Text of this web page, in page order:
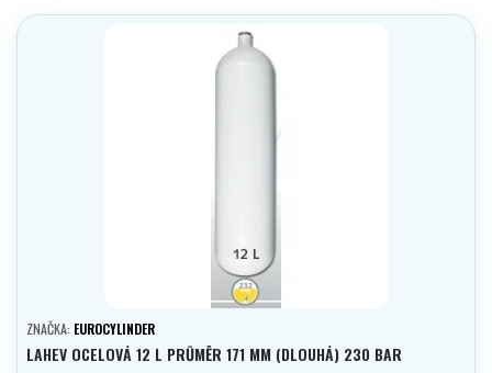
ZNAČKA: EUROCYLINDER
LAHEV OCELOVÁ 12 L PRŮMĚR 171 MM (DLOUHÁ) 230 BAR